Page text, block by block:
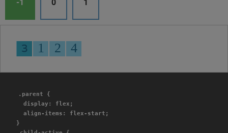
-1 0 1
.parent {
display: flex;
align-items: flex-start;
}